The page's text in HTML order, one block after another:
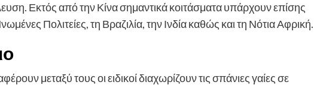
Εκτός από την Κίνα σημαντικά κοιτάσματα υπάρχουν επίσης
Πολιτείες, τη Βραζιλία, την Ινδία καθώς και τη Νότια Αφρική.
μεταξύ τους οι ειδικοί διαχωρίζουν τις σπάνιες γαίες σε